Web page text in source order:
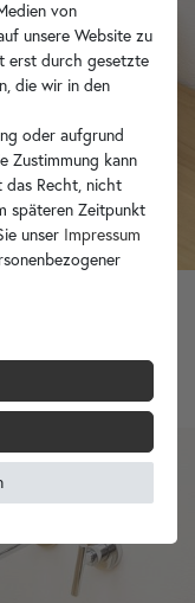
creme 60-70 cm
von
unsere Website zu
erst durch gesetzte
die wir in den
oder aufgrund
Zustimmung kann
Recht, nicht
späteren Zeitpunkt
unser Impressum